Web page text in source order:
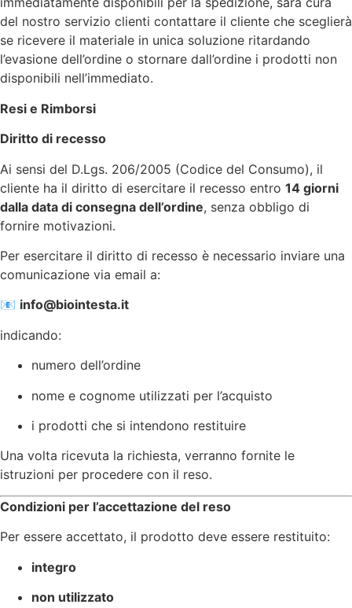
del nostro servizio clienti contattare il cliente che sceglierà
se ricevere il materiale in unica soluzione ritardando
l’evasione dell’ordine o stornare dall’ordine i prodotti non
disponibili nell’immediato.
Resi e Rimborsi
Diritto di recesso
Ai sensi del D.Lgs. 206/2005 (Codice del Consumo), il
cliente ha il diritto di esercitare il recesso entro 14 giorni
dalla data di consegna dell’ordine, senza obbligo di
fornire motivazioni.
Per esercitare il diritto di recesso è necessario inviare una
comunicazione via email a:
📧 info@biointesta.it
indicando:
numero dell’ordine
nome e cognome utilizzati per l’acquisto
i prodotti che si intendono restituire
Una volta ricevuta la richiesta, verranno fornite le
istruzioni per procedere con il reso.
Condizioni per l’accettazione del reso
Per essere accettato, il prodotto deve essere restituito:
integro
non utilizzato